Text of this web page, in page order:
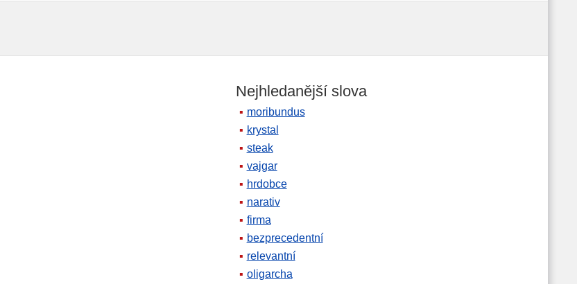
Nejhledanější slova
moribundus
krystal
steak
vajgar
hrdobce
narativ
firma
bezprecedentní
relevantní
oligarcha